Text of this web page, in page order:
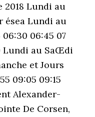
2018 Lundi au
ésea Lundi au
06:45 07
Lundi au SaŒdi
et Jours
09:05 09:15
Alexander-
De Corsen,